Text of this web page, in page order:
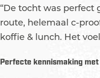
“De tocht was perfect
route, helemaal c-
koffie & lunch. Het
Perfecte kennismaking met